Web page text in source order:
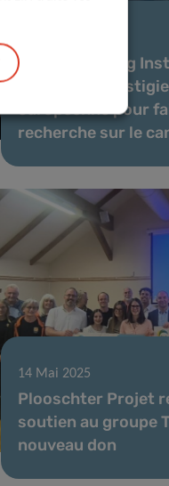
Le Luxembourg
reçoit une
européenne pour
recherche sur le
14 Mai 2025
Plooschter Projet
soutien au groupe
nouveau don